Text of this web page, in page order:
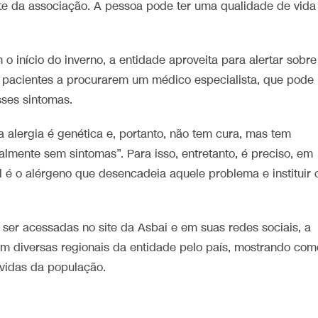
da associação. A pessoa pode ter uma qualidade de vida
início do inverno, a entidade aproveita para alertar sobre
a procurarem um médico especialista, que pode
sintomas.
é genética e, portanto, não tem cura, mas tem
sem sintomas”. Para isso, entretanto, é preciso, em
o alérgeno que desencadeia aquele problema e instituir
acessadas no site da Asbai e em suas redes sociais, a
diversas regionais da entidade pelo país, mostrando
da população.